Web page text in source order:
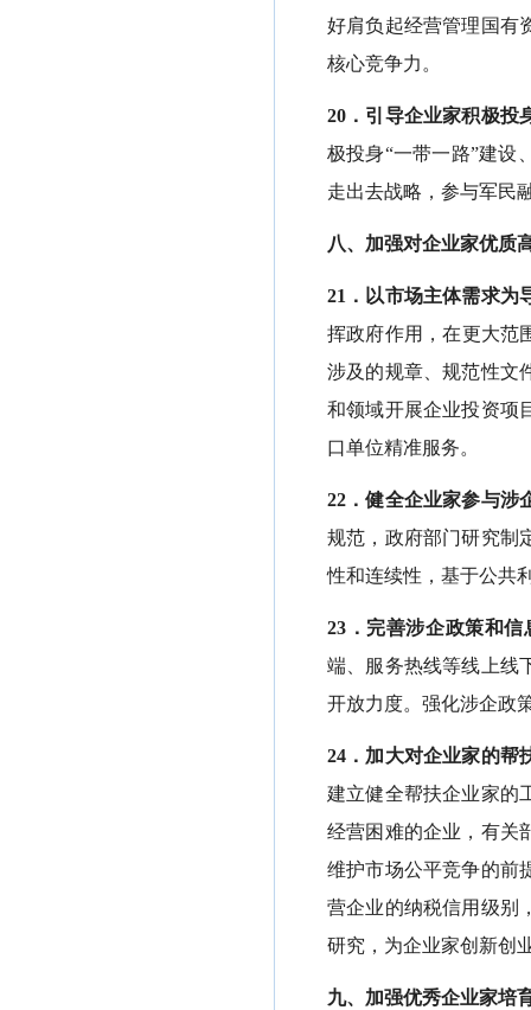
好肩负起经营管理国有
核心竞争力。
20．引导企业家积极投
极投身“一带一路”建设
走出去战略，参与军民
八、加强对企业家优质
21．以市场主体需求为
挥政府作用，在更大范
涉及的规章、规范性文
和领域开展企业投资项
口单位精准服务。
22．健全企业家参与涉
规范，政府部门研究制
性和连续性，基于公共
23．完善涉企政策和信
端、服务热线等线上线
开放力度。强化涉企政
24．加大对企业家的帮
建立健全帮扶企业家的
经营困难的企业，有关
维护市场公平竞争的前
营企业的纳税信用级别
研究，为企业家创新创
九、加强优秀企业家培